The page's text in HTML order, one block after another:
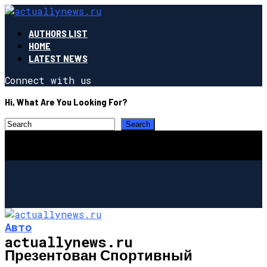
AUTHORS LIST
HOME
LATEST NEWS
Connect with us
Hi, What Are You Looking For?
actuallynews.ru
Авто
Презентован Спортивный